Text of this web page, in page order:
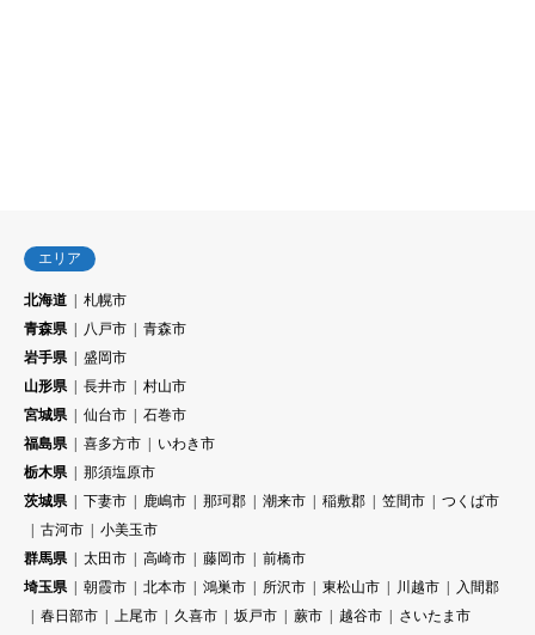
エリア
北海道
札幌市
青森県
八戸市
青森市
岩手県
盛岡市
山形県
長井市
村山市
宮城県
仙台市
石巻市
福島県
喜多方市
いわき市
栃木県
那須塩原市
茨城県
下妻市 鹿嶋市 那珂郡 潮来市 稲敷郡 笠間市
つくば市
古河市
小美玉市
群馬県
太田市 高崎市 藤岡市
前橋市
埼玉県
朝霞市 北本市 鴻巣市 所沢市 東松山市 川越市
入間郡
春日部市
上尾市 久喜市 坂戸市 蕨市 越谷市
さいたま市